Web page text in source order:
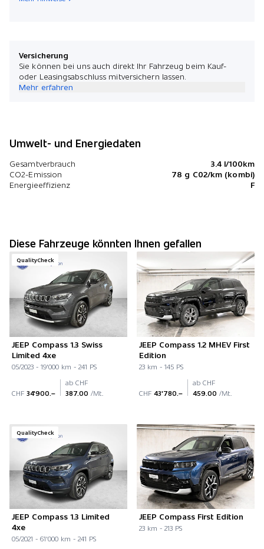
Versicherung
Sie können bei uns auch direkt Ihr Fahrzeug beim Kauf-
oder Leasingsabschluss mitversichern lassen.
Mehr erfahren
Umwelt- und Energiedaten
Gesamtverbrauch
3.4 l/100km
CO2-Emission
78 g C02/km (kombi)
Energieeffizienz
F
Diese Fahrzeuge könnten Ihnen gefallen
QualityCheck
JEEP Compass 1.3 Swiss
Limited 4xe
05/2023 - 19'000 km - 241 PS
CHF 34'900.–
ab CHF
387.00 /Mt.
JEEP Compass 1.2 MHEV First
Edition
23 km - 145 PS
CHF 43'780.–
ab CHF
459.00 /Mt.
QualityCheck
JEEP Compass 1.3 Limited
4xe
05/2021 - 61'000 km - 241 PS
JEEP Compass First Edition
23 km - 213 PS